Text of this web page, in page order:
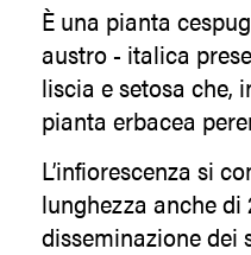
È una pianta
austro - italica
liscia e setosa che,
pianta erbacea
L’infiorescenza si
lunghezza anche
disseminazione dei